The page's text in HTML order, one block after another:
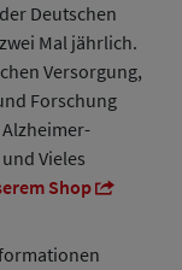
Deutschen
Mal jährlich.
Versorgung,
Forschung
Vieles
Shop